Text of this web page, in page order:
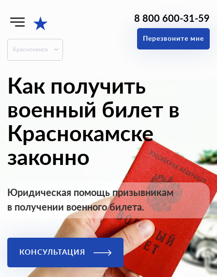
★
Краснокамск
8 800 600-31-59
Перезвоните мне
Как получить
военный билет в
Краснокамске
законно
Юридическая помощь призывникам
в получении военного билета.
КОНСУЛЬТАЦИЯ